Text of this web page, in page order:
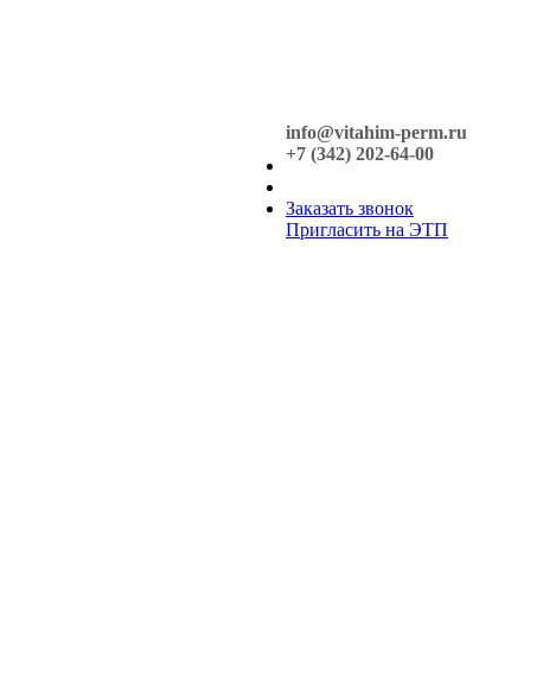
info@vitahim-perm.ru
+7 (342) 202-64-00
Заказать звонок
Пригласить на ЭТП